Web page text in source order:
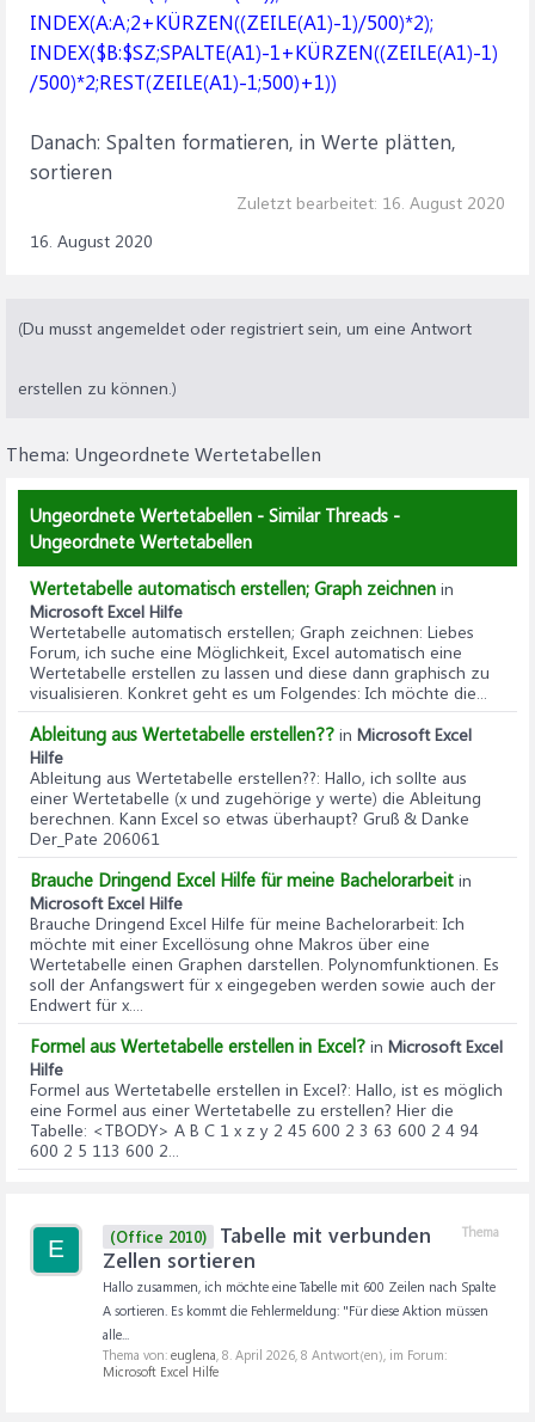
INDEX(A:A;2+KÜRZEN((ZEILE(A1)-1)/500)*2);
INDEX($B:$SZ;SPALTE(A1)-1+KÜRZEN((ZEILE(A1)-1)
/500)*2;REST(ZEILE(A1)-1;500)+1))
Danach: Spalten formatieren, in Werte plätten,
sortieren
Zuletzt bearbeitet: 16. August 2020
16. August 2020
(Du musst angemeldet oder registriert sein, um eine Antwort
erstellen zu können.)
Thema: Ungeordnete Wertetabellen
Ungeordnete Wertetabellen - Similar Threads -
Ungeordnete Wertetabellen
Wertetabelle automatisch erstellen; Graph zeichnen in
Microsoft Excel Hilfe
Wertetabelle automatisch erstellen; Graph zeichnen: Liebes
Forum, ich suche eine Möglichkeit, Excel automatisch eine
Wertetabelle erstellen zu lassen und diese dann graphisch zu
visualisieren. Konkret geht es um Folgendes: Ich möchte die...
Ableitung aus Wertetabelle erstellen?? in Microsoft Excel
Hilfe
Ableitung aus Wertetabelle erstellen??: Hallo, ich sollte aus
einer Wertetabelle (x und zugehörige y werte) die Ableitung
berechnen. Kann Excel so etwas überhaupt? Gruß & Danke
Der_Pate 206061
Brauche Dringend Excel Hilfe für meine Bachelorarbeit in
Microsoft Excel Hilfe
Brauche Dringend Excel Hilfe für meine Bachelorarbeit: Ich
möchte mit einer Excellösung ohne Makros über eine
Wertetabelle einen Graphen darstellen. Polynomfunktionen. Es
soll der Anfangswert für x eingegeben werden sowie auch der
Endwert für x....
Formel aus Wertetabelle erstellen in Excel? in Microsoft Excel
Hilfe
Formel aus Wertetabelle erstellen in Excel?: Hallo, ist es möglich
eine Formel aus einer Wertetabelle zu erstellen? Hier die
Tabelle: <TBODY> A B C 1 x z y 2 45 600 2 3 63 600 2 4 94
600 2 5 113 600 2...
E
Thema
(Office 2010)
Tabelle mit verbunden
Zellen sortieren
Hallo zusammen, ich möchte eine Tabelle mit 600 Zeilen nach Spalte
A sortieren. Es kommt die Fehlermeldung: "Für diese Aktion müssen
alle...
Thema von: euglena, 8. April 2026, 8 Antwort(en), im Forum:
Microsoft Excel Hilfe